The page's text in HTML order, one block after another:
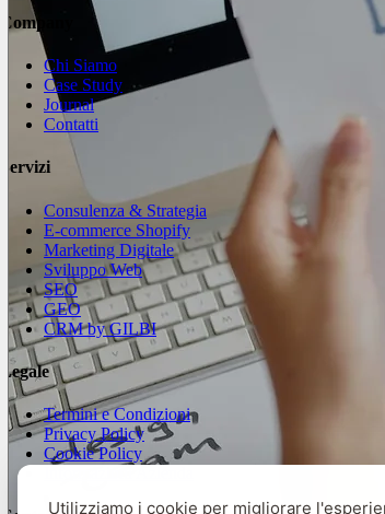
Utilizziamo i cookie per migliorare
Company
Chi Siamo
Case Study
Journal
Contatti
Servizi
Consulenza & Strategia
E-commerce Shopify
Marketing Digitale
Sviluppo Web
SEO
GEO
CRM by GILBI
Legale
Termini e Condizioni
Privacy Policy
Cookie Policy